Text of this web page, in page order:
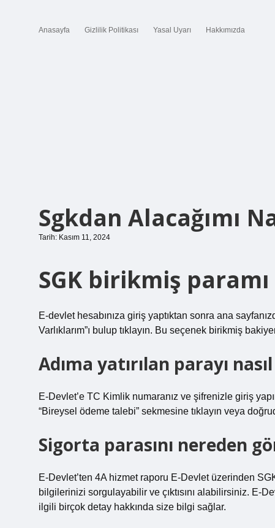
Anasayfa Gizlilik Politikası Yasal Uyarı Hakkımızda
Sgkdan Alacağımı
Tarih: Kasım 11, 2024
SGK birikmiş
E-devlet hesabınıza giriş yaptıktan sonra ana
Varlıklarım”ı bulup tıklayın. Bu seçenek birikmiş
Adıma yatırılan parayı
E-Devlet’e TC Kimlik numaranız ve şifrenizle giriş
“Bireysel ödeme talebi” sekmesine tıklayın veya
Sigorta parasını nereden
E-Devlet’ten 4A hizmet raporu E-Devlet üzerinden
bilgilerinizi sorgulayabilir ve çıktısını alabilirsiniz. E-
ilgili birçok detay hakkında size bilgi sağlar.